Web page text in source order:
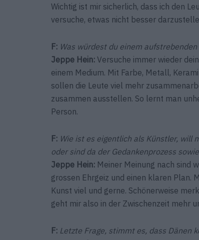
Wichtig ist mir sicherlich, dass ich den
versuche, etwas nicht besser
F: Was würdest du einem
Jeppe Hein: Versuche immer wieder
einem Medium. Mit Farbe, Metall,
sollen die Leute viel mehr
zusammen ausstellen. So lernt man
Person.
F: Wie ist es eigentlich als Künstler, will
oder sind da der Gedankenprozess
Jeppe Hein: Meiner Meinung nach sind
grossen Ehrgeiz und einen klaren Plan.
Kunst viel und gerne. Schönerweise
geht mir also in der Zwischenzeit mehr
F: Letzte Frage, stimmt es, dass Dänen